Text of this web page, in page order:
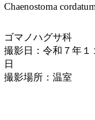
Chaenostoma
ゴマノハグサ科
撮影日：令和７年１
日
撮影場所：温室